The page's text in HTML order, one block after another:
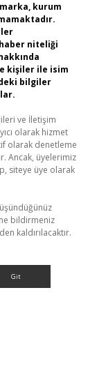
kurum
niteliği
kişiler ile isim
bilgiler
ve İletişim
olarak hizmet
olarak denetleme
Ancak, üyelerimiz
siteye üye olarak
bildirmeniz
kaldırılacaktır.